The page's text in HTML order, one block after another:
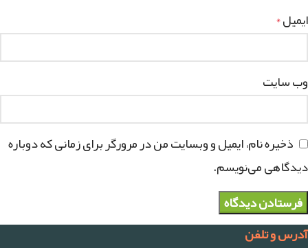
ایمیل*
وب‌ سایت
ذخیره نام، ایمیل و وبسایت من در مرورگر برای زمانی که دوباره
دیدگاهی می‌نویسم.
آدرس و تلفن